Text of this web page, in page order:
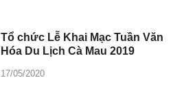
Tổ chức Lễ Khai Mạc Tuần Văn
Hóa Du Lịch Cà Mau 2019
17/05/2020